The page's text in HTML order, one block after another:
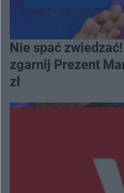
Nie spać
zgarnij Prezent
zł